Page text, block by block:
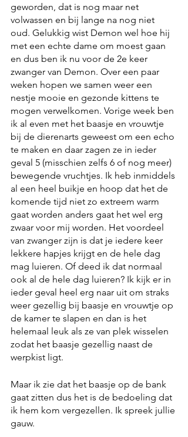
geworden, dat is nog maar net
volwassen en bij lange na nog niet
oud. Gelukkig wist Demon wel hoe hij
met een echte dame om moest gaan
en dus ben ik nu voor de 2e keer
zwanger van Demon. Over een paar
weken hopen we samen weer een
nestje mooie en gezonde kittens te
mogen verwelkomen. Vorige week ben
ik al even met het baasje en vrouwtje
bij de dierenarts geweest om een echo
te maken en daar zagen ze in ieder
geval 5 (misschien zelfs 6 of nog meer)
bewegende vruchtjes. Ik heb inmiddels
al een heel buikje en hoop dat het de
komende tijd niet zo extreem warm
gaat worden anders gaat het wel erg
zwaar voor mij worden. Het voordeel
van zwanger zijn is dat je iedere keer
lekkere hapjes krijgt en de hele dag
mag luieren. Of deed ik dat normaal
ook al de hele dag luieren? Ik kijk er in
ieder geval heel erg naar uit om straks
weer gezellig bij baasje en vrouwtje op
de kamer te slapen en dan is het
helemaal leuk als ze van plek wisselen
zodat het baasje gezellig naast de
werpkist ligt.
Maar ik zie dat het baasje op de bank
gaat zitten dus het is de bedoeling dat
ik hem kom vergezellen. Ik spreek jullie
gauw.